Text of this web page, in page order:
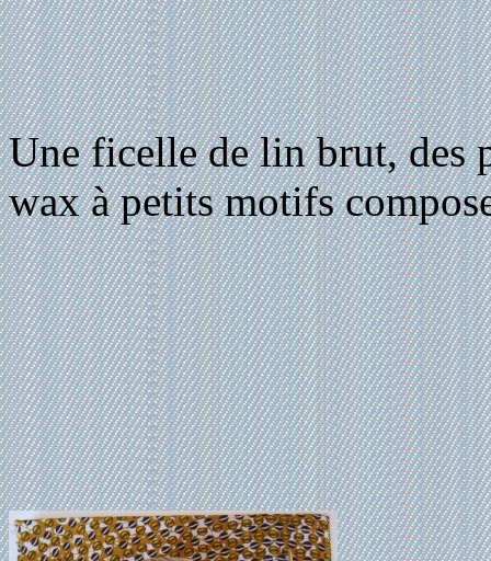
Une ficelle de lin brut, des
wax à petits motifs